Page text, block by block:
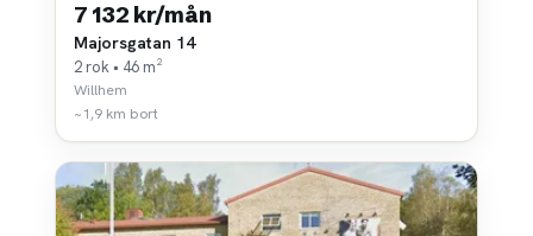
7 132 kr/mån
Majorsgatan 14
2 rok • 46 m²
Willhem
~1,9 km bort